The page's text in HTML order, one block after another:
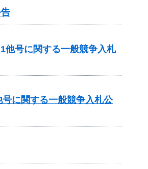
号に関する一般競争入札
に関する一般競争入札公